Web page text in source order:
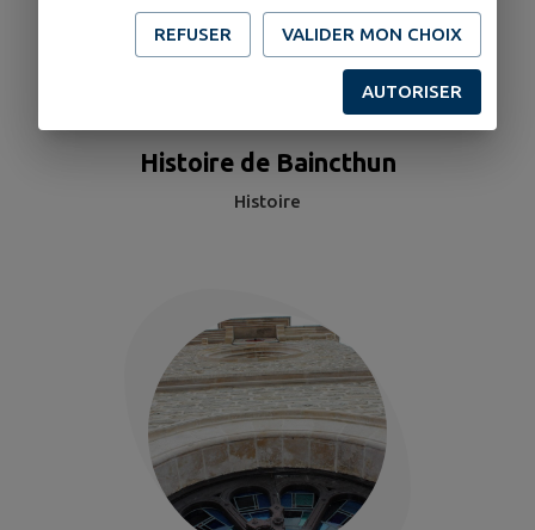
Histoire de Baincthun
Histoire
REFUSER VALIDER MON CHOIX
AUTORISER